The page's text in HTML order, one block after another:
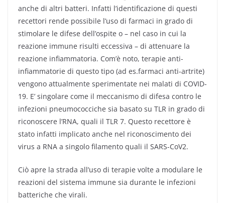
anche di altri batteri. Infatti l’identificazione di questi
recettori rende possibile l’uso di farmaci in grado di
stimolare le difese dell’ospite o – nel caso in cui la
reazione immune risulti eccessiva – di attenuare la
reazione infiammatoria. Com’è noto, terapie anti-
infiammatorie di questo tipo (ad es.farmaci anti-artrite)
vengono attualmente sperimentate nei malati di COVID-
19. E’ singolare come il meccanismo di difesa contro le
infezioni pneumococciche sia basato su TLR in grado di
riconoscere l’RNA, quali il TLR 7. Questo recettore è
stato infatti implicato anche nel riconoscimento dei
virus a RNA a singolo filamento quali il SARS-CoV2.
Ciò apre la strada all’uso di terapie volte a modulare le
reazioni del sistema immune sia durante le infezioni
batteriche che virali.